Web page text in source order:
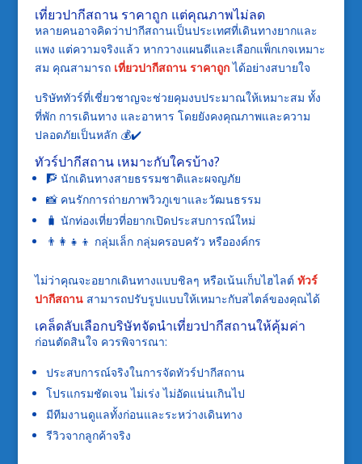
เที่ยวปากีสถาน ราคาถูก แต่คุณภาพไม่ลด
หลายคนอาจคิดว่าปากีสถานเป็นประเทศที่เดินทางยากและ
แพง แต่ความจริงแล้ว หากวางแผนดีและเลือกแพ็กเกจเหมาะ
สม คุณสามารถ เที่ยวปากีสถาน ราคาถูกได้อย่างสบายใจ
บริษัททัวร์ที่เชี่ยวชาญจะช่วยคุมงบประมาณให้เหมาะสม ทั้ง
ที่พัก การเดินทาง และอาหาร โดยยังคงคุณภาพและความ
ปลอดภัยเป็นหลัก 💰✔️
ทัวร์ปากีสถาน เหมาะกับใครบ้าง?
🧗 นักเดินทางสายธรรมชาติและผจญภัย
📸 คนรักการถ่ายภาพวิวภูเขาและวัฒนธรรม
🧳 นักท่องเที่ยวที่อยากเปิดประสบการณ์ใหม่
👨‍👩‍👧‍👦 กลุ่มเล็ก กลุ่มครอบครัว หรือองค์กร
ไม่ว่าคุณจะอยากเดินทางแบบชิลๆ หรือเน้นเก็บไฮไลต์ ทัวร์
ปากีสถานสามารถปรับรูปแบบให้เหมาะกับสไตล์ของคุณได้
เคล็ดลับเลือกบริษัทจัดนำเที่ยวปากีสถานให้คุ้มค่า
ก่อนตัดสินใจ ควรพิจารณา:
ประสบการณ์จริงในการจัดทัวร์ปากีสถาน
โปรแกรมชัดเจน ไม่เร่ง ไม่อัดแน่นเกินไป
มีทีมงานดูแลทั้งก่อนและระหว่างเดินทาง
รีวิวจากลูกค้าจริง